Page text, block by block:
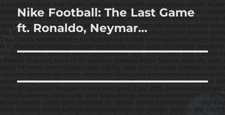
Sonraki
yazı:
Nike Football: The Last Game
ft. Ronaldo, Neymar…